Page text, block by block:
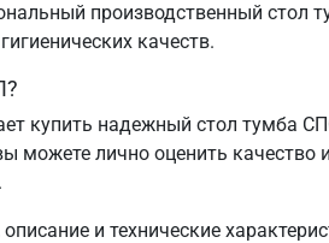
производственный стол
качеств.
купить надежный стол тумба
можете лично оценить
и технические